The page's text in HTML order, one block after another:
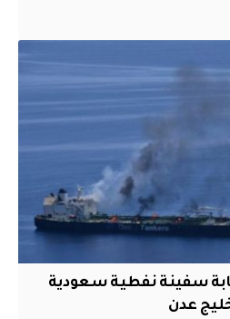
سفينة نفطية سعودية
عدن